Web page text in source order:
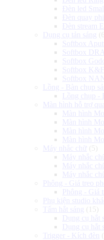
Đèn led
Đèn quay
Đèn stream
Dụng cụ tản sáng
Softbox
Softbox
Softbox
Softbox
Softbox
Lồng - Bàn chụp
Lồng chụp -
Màn hình hỗ trợ
Màn hình
Màn hình
Màn hình
Màn hình
Máy nhắc chữ (5)
Máy nhắc
Máy nhắc
Máy nhắc
Phông - Giá treo
Phông - Giá
Phụ kiện studio khác
Tấm hắt sáng (15)
Dụng cụ hắt
Dụng cụ hắt
Trigger - Kích đèn